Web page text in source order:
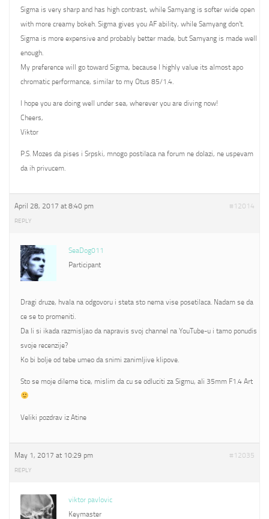
Sigma is very sharp and has high contrast, while Samyang is softer wide open
with more creamy bokeh. Sigma gives you AF ability, while Samyang don’t.
Sigma is more expensive and probably better made, but Samyang is made well
enough.
My preference will go toward Sigma, because I highly value its almost apo
chromatic performance, similar to my Otus 85/1.4.
I hope you are doing well under sea, wherever you are diving now!
Cheers,
Viktor
P.S. Mozes da pises i Srpski, mnogo postilaca na forum ne dolazi, ne uspevam
da ih privucem.
April 28, 2017 at 8:40 pm #12014
REPLY
SeaDog011
Participant
Dragi druze, hvala na odgovoru i steta sto nema vise posetilaca. Nadam se da
ce se to promeniti.
Da li si ikada razmisljao da napravis svoj channel na YouTube-u i tamo ponudis
svoje recenzije?
Ko bi bolje od tebe umeo da snimi zanimljive klipove.
Sto se moje dileme tice, mislim da cu se odluciti za Sigmu, ali 35mm F1.4 Art
Veliki pozdrav iz Atine
May 1, 2017 at 10:29 pm #12035
REPLY
viktor pavlovic
Keymaster